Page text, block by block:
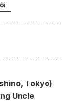
Tokyo)
Uncle